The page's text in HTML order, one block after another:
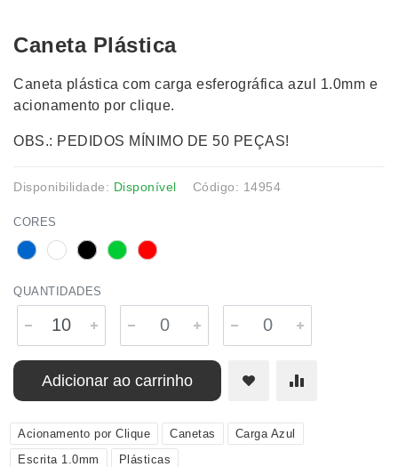
Caneta Plástica
Caneta plástica com carga esferográfica azul 1.0mm e
acionamento por clique.
OBS.: PEDIDOS MÍNIMO DE 50 PEÇAS!
Disponibilidade: Disponível Código: 14954
CORES
QUANTIDADES
Adicionar ao carrinho
Acionamento por Clique Canetas
Carga Azul
Escrita 1.0mm
Plásticas